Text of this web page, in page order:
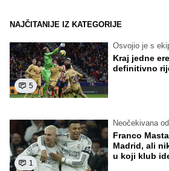
NAJČITANIJE IZ KATEGORIJE
5
Osvojio je s
Kraj jedne
definitivno
1
Neočekivana
Franco
Madrid, ali
u koji klub